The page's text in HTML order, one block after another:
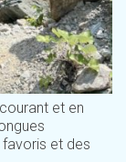
et en
et des